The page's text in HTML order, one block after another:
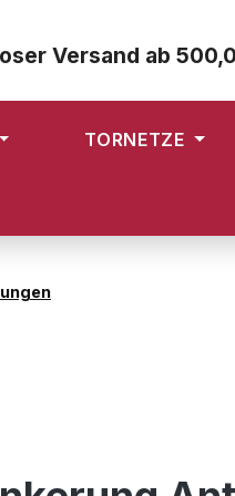
Versand ab
TORNETZE